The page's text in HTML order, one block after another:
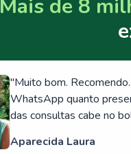
Mais de 8
"Muito bom.
WhatsApp quanto
das consultas cabe no
Aparecida Laura